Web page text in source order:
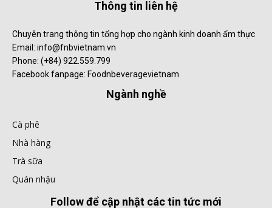
Thông tin liên hệ
Chuyên trang thông tin tổng hợp cho ngành kinh doanh ẩm thực
Email: info@fnbvietnam.vn
Phone: (+84) 922.559.799
Facebook fanpage: Foodnbeveragevietnam
Ngành nghề
Cà phê
Nhà hàng
Trà sữa
Quán nhậu
Follow để cập nhật các tin tức mới